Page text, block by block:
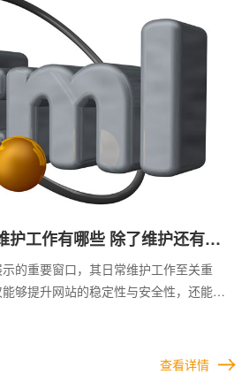
护工作有哪些 除了维护还有哪
的重要窗口，其日常维护工作至关重
够提升网站的稳定性与安全性，还能确
内容及用户体验等多方面的系统性工
护计划，指派专业团队对网站进行定期检
查看详情